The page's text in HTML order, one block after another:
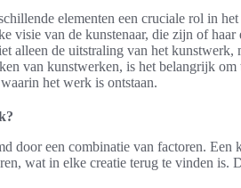
elementen een cruciale rol in
visie van de kunstenaar, die zijn of
alleen de uitstraling van het
van kunstwerken, is het belangrijk om
het werk is ontstaan.
door een combinatie van factoren. Een
wat in elke creatie terug te vinden is.